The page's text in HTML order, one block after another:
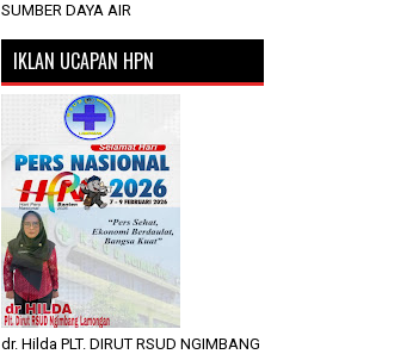
SUMBER DAYA AIR
IKLAN UCAPAN HPN
dr. Hilda PLT. DIRUT RSUD NGIMBANG